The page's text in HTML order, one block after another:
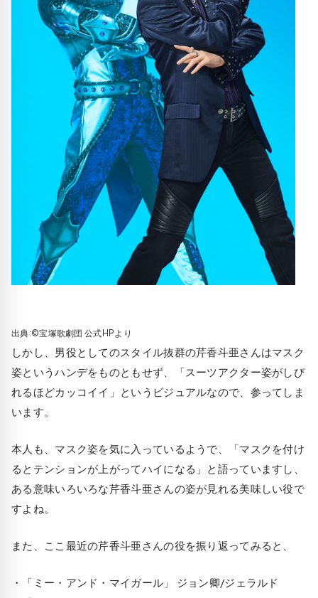
出典:©宝塚歌劇団 公式HPより
しかし、男役としてのスタイル抜群の芹香斗亜さんはマスク
姿というハンデをものともせず、「スーツアクター姿がしび
れるほどカッコイイ」というビジュアルなので、参ってしま
います。
本人も、マスク姿を気に入っているようで、「マスクを付け
るとテンションが上がってハイになる」と語っていますし、
ある意味いろいろな芹香斗亜さんの姿が見れる美味しい役で
すよね。
また、ここ最近の芹香斗亜さんの役を振り返ってみると、
・「ミー・アンド・マイガール」 ジョン卿/ジェラルド